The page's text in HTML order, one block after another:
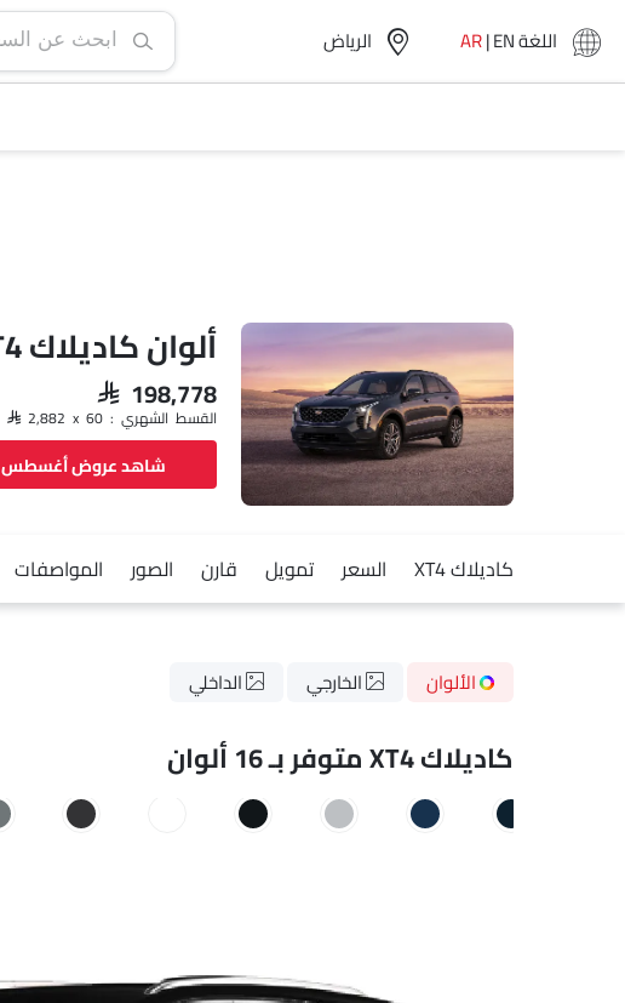
الرياض‎ اللغةEN
|
AR
ألوان كاديلاك XT4
SAR 198,778
القسط الشهري : SAR 2,882 x 60
شاهد عروض أغسطس
كاديلاك XT4 السعر تمويل قارن الصور المواصفات
الألوان الخارجي الداخلي
كاديلاك XT4 متوفر بـ 16 ألوان